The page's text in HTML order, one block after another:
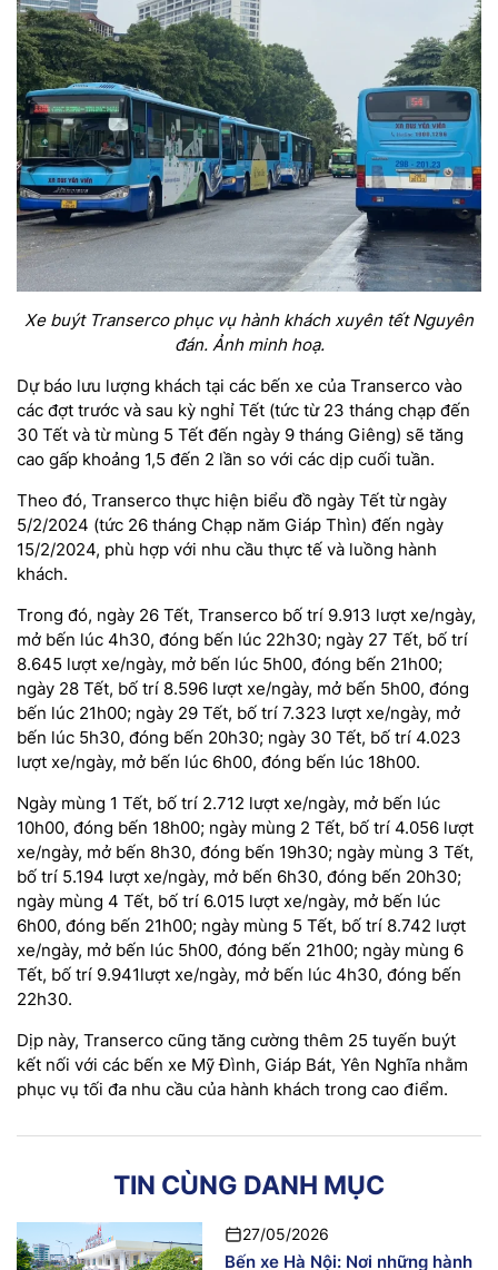
Xe buýt Transerco phục vụ hành khách xuyên tết Nguyên
đán. Ảnh minh hoạ.
Dự báo lưu lượng khách tại các bến xe của Transerco vào
các đợt trước và sau kỳ nghỉ Tết (tức từ 23 tháng chạp đến
30 Tết và từ mùng 5 Tết đến ngày 9 tháng Giêng) sẽ tăng
cao gấp khoảng 1,5 đến 2 lần so với các dịp cuối tuần.
Theo đó, Transerco thực hiện biểu đồ ngày Tết từ ngày
5/2/2024 (tức 26 tháng Chạp năm Giáp Thìn) đến ngày
15/2/2024, phù hợp với nhu cầu thực tế và luồng hành
khách.
Trong đó, ngày 26 Tết, Transerco bố trí 9.913 lượt xe/ngày,
mở bến lúc 4h30, đóng bến lúc 22h30; ngày 27 Tết, bố trí
8.645 lượt xe/ngày, mở bến lúc 5h00, đóng bến 21h00;
ngày 28 Tết, bố trí 8.596 lượt xe/ngày, mở bến 5h00, đóng
bến lúc 21h00; ngày 29 Tết, bố trí 7.323 lượt xe/ngày, mở
bến lúc 5h30, đóng bến 20h30; ngày 30 Tết, bố trí 4.023
lượt xe/ngày, mở bến lúc 6h00, đóng bến lúc 18h00.
Ngày mùng 1 Tết, bố trí 2.712 lượt xe/ngày, mở bến lúc
10h00, đóng bến 18h00; ngày mùng 2 Tết, bố trí 4.056 lượt
xe/ngày, mở bến 8h30, đóng bến 19h30; ngày mùng 3 Tết,
bố trí 5.194 lượt xe/ngày, mở bến 6h30, đóng bến 20h30;
ngày mùng 4 Tết, bố trí 6.015 lượt xe/ngày, mở bến lúc
6h00, đóng bến 21h00; ngày mùng 5 Tết, bố trí 8.742 lượt
xe/ngày, mở bến lúc 5h00, đóng bến 21h00; ngày mùng 6
Tết, bố trí 9.941lượt xe/ngày, mở bến lúc 4h30, đóng bến
22h30.
Dịp này, Transerco cũng tăng cường thêm 25 tuyến buýt
kết nối với các bến xe Mỹ Đình, Giáp Bát, Yên Nghĩa nhằm
phục vụ tối đa nhu cầu của hành khách trong cao điểm.
TIN CÙNG DANH MỤC
27/05/2026
Bến xe Hà Nội: Nơi những hành